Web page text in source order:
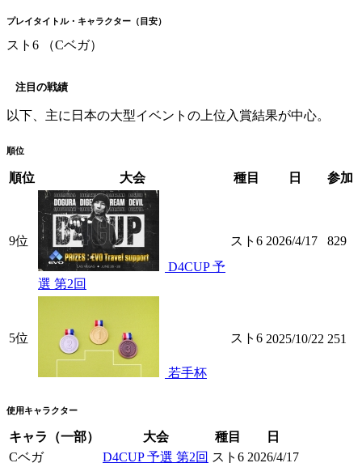
プレイタイトル・キャラクター（目安）
スト6 （Cベガ）
注目の戦績
以下、主に日本の大型イベントの上位入賞結果が中心。
順位
順位 大会 種目 日 参加
9位
D4CUP 予
選 第2回
スト6 2026/4/17 829
5位
若手杯
スト6 2025/10/22 251
使用キャラクター
キャラ（一部） 大会 種目
日
Cベガ
D4CUP 予選 第2回 スト6 2026/4/17